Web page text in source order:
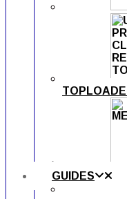
GUIDES